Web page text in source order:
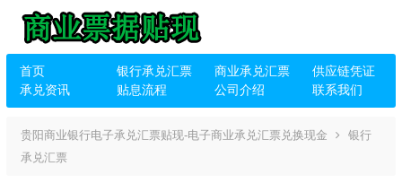
首页 银行承兑汇票 商业承兑汇票
供应链凭证
承兑资讯
贴息流程 公司介绍 联系我们
贵阳商业银行电子承兑汇票贴现-电子商业承兑汇票兑换现金
银行
承兑汇票